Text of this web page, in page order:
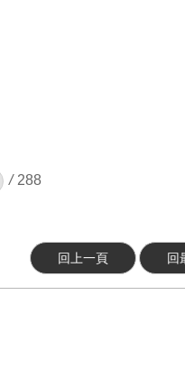
/ 288
回上一頁 回